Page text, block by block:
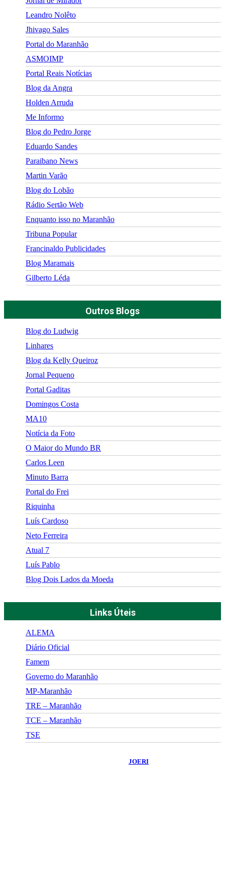
Leandro Nolêto
Jhivago Sales
Portal do Maranhão
ASMOIMP
Portal Reais Notí­cias
Blog da Angra
Holden Arruda
Me Informo
Blog do Pedro Jorge
Eduardo Sandes
Paraibano News
Martin Varão
Blog do Lobão
Rádio Sertão Web
Enquanto isso no Maranhão
Tribuna Popular
Francinaldo Publicidades
Blog Maramais
Gilberto Léda
Outros Blogs
Blog do Ludwig
Linhares
Blog da Kelly Queiroz
Jornal Pequeno
Portal Gaditas
Domingos Costa
MA10
Notícia da Foto
O Maior do Mundo BR
Carlos Leen
Minuto Barra
Portal do Frei
Riquinha
Luís Cardoso
Neto Ferreira
Atual 7
Luís Pablo
Blog Dois Lados da Moeda
Links Úteis
ALEMA
Diário Oficial
Famem
Governo do Maranhão
MP-Maranhão
TRE – Maranhão
TCE – Maranhão
TSE
JOERI